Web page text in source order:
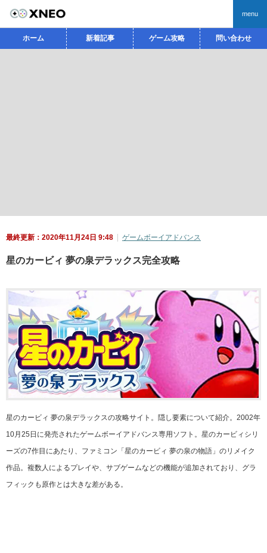
menu
ホーム 新着記事 ゲーム攻略 問い合わせ
最終更新：2020年11月24日 9:48 ゲームボーイアドバンス
星のカービィ 夢の泉デラックス完全攻略
星のカービィ 夢の泉デラックスの攻略サイト。隠し要素について紹介。2002年
10月25日に発売されたゲームボーイアドバンス専用ソフト。星のカービィシリ
ーズの7作目にあたり、ファミコン「星のカービィ 夢の泉の物語」のリメイク
作品。複数人によるプレイや、サブゲームなどの機能が追加されており、グラ
フィックも原作とは大きな差がある。